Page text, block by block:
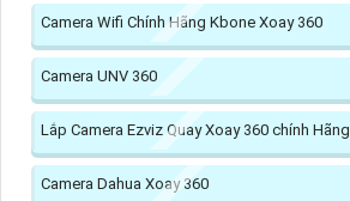
Camera Wifi Chính Hãng Kbone Xoay 360
Camera UNV 360
Lắp Camera Ezviz Quay Xoay 360 chính Hãng
Camera Dahua Xoay 360